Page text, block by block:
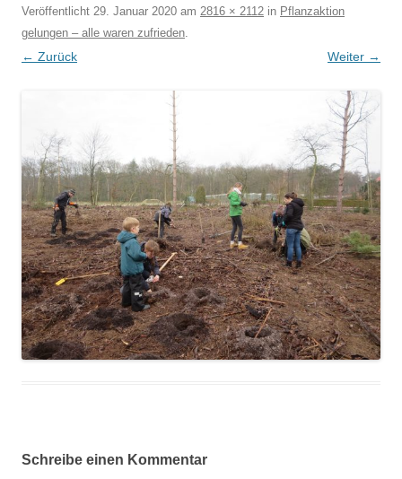
Veröffentlicht 29. Januar 2020 am 2816 × 2112 in Pflanzaktion
gelungen – alle waren zufrieden
← Zurück Weiter →
Schreibe einen Kommentar